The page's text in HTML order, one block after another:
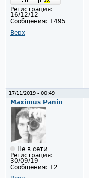
Регистрация:
16/12/12
Сообщения: 1495
Верх
17/11/2019 - 00:49
Maximus Panin
Не в сети
Регистрация:
30/09/19
Сообщения: 12